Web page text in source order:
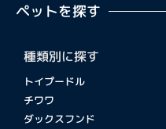
ペットを探す
種類別に探す
トイプードル
チワワ
ダックスフンド